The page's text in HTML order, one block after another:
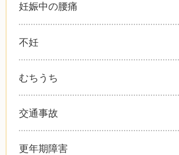
妊娠中の腰痛
不妊
むちうち
交通事故
更年期障害